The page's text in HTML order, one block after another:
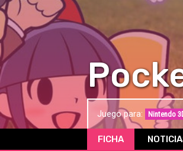
Juego para: Nintendo
FICHA